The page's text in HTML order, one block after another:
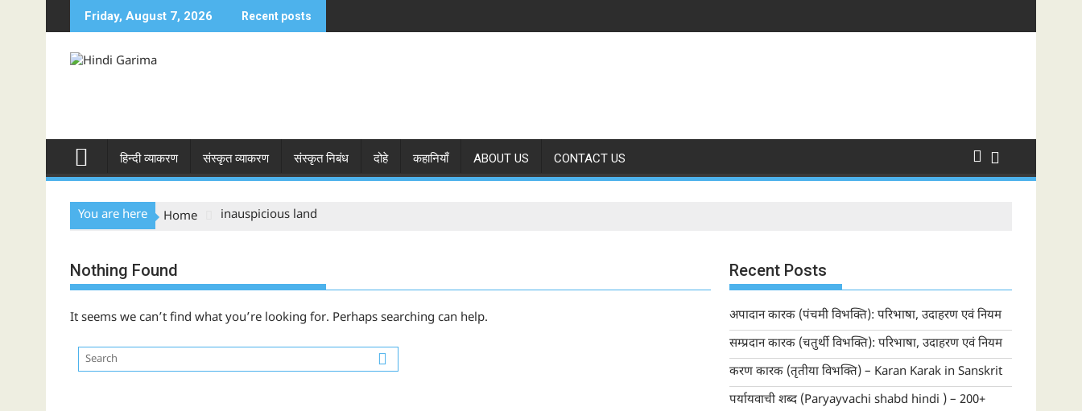
Friday, August 7, 2026 Recent posts
हिन्दी व्याकरण संस्कृत व्याकरण संस्कृत निबंध दोहे कहानियाँ ABOUT US CONTACT US
You are here Home inauspicious land
Nothing Found
It seems we can’t find what you’re looking for. Perhaps searching can help.
Recent Posts
अपादान कारक (पंचमी विभक्ति): परिभाषा, उदाहरण एवं नियम
सम्प्रदान कारक (चतुर्थी विभक्ति): परिभाषा, उदाहरण एवं नियम
करण कारक (तृतीया विभक्ति) – Karan Karak in Sanskrit
पर्यायवाची शब्द (Paryayvachi shabd hindi ) – 200+